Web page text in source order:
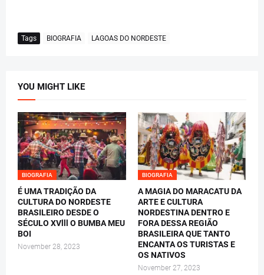
Tags BIOGRAFIA LAGOAS DO NORDESTE
YOU MIGHT LIKE
BIOGRAFIA
É UMA TRADIÇÃO DA
CULTURA DO NORDESTE
BRASILEIRO DESDE O
SÉCULO XVlll O BUMBA MEU
BOI
November 28, 2023
BIOGRAFIA
A MAGIA DO MARACATU DA
ARTE E CULTURA
NORDESTINA DENTRO E
FORA DESSA REGIÃO
BRASILEIRA QUE TANTO
ENCANTA OS TURISTAS E
OS NATIVOS
November 27, 2023